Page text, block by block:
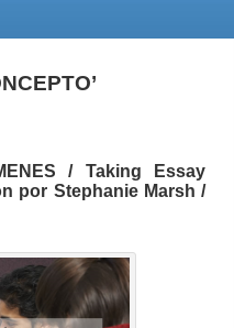
/ Taking Essay
por Stephanie Marsh /